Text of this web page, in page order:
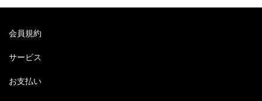
会員規約
サービス
お支払い